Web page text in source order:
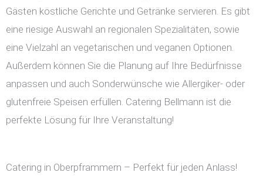
Gästen köstliche Gerichte und Getränke servieren. Es gibt
eine riesige Auswahl an regionalen Spezialitäten, sowie
eine Vielzahl an vegetarischen und veganen Optionen.
Außerdem können Sie die Planung auf Ihre Bedürfnisse
anpassen und auch Sonderwünsche wie Allergiker- oder
glutenfreie Speisen erfüllen. Catering Bellmann ist die
perfekte Lösung für Ihre Veranstaltung!
Catering in Oberpframmern – Perfekt für jeden Anlass!